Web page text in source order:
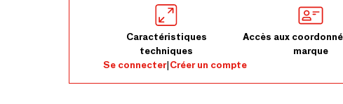
Caractéristiques
techniques
Accès aux
marque
Se connecter|Créer un compte